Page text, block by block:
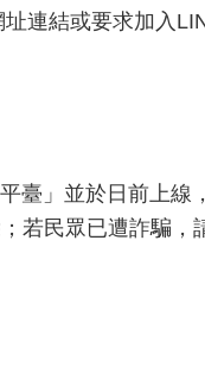
連結或要求加入
臺」並於日前上線
若民眾已遭詐騙，